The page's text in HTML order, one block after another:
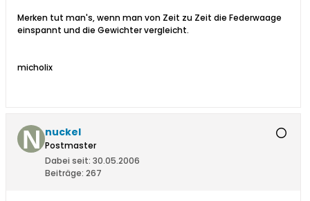
Merken tut man's, wenn man von Zeit zu Zeit die Federwaage
einspannt und die Gewichter vergleicht.
micholix
nuckel
Postmaster
Dabei seit: 30.05.2006
Beiträge: 267